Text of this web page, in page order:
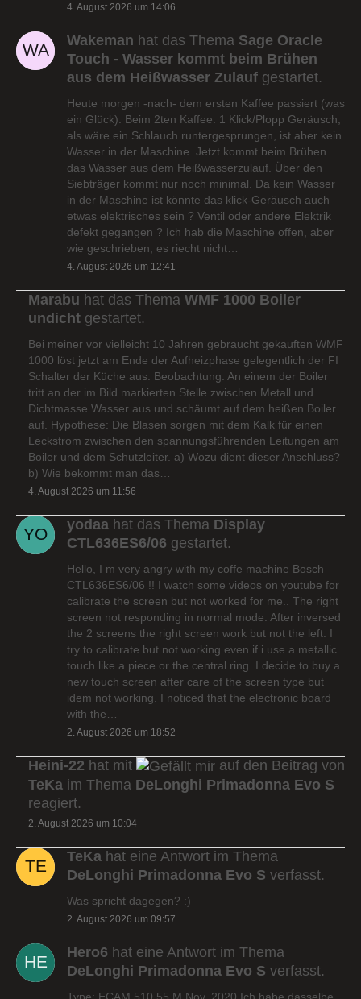
4. August 2026 um 14:06
Wakeman hat das Thema Sage Oracle
Touch - Wasser kommt beim Brühen
aus dem Heißwasser Zulauf gestartet.
Heute morgen -nach- dem ersten Kaffee passiert (was
ein Glück): Beim 2ten Kaffee: 1 Klick/Plopp Geräusch,
als wäre ein Schlauch runtergesprungen, ist aber kein
Wasser in der Maschine. Jetzt kommt beim Brühen
das Wasser aus dem Heißwasserzulauf. Über den
Siebträger kommt nur noch minimal. Da kein Wasser
in der Maschine ist könnte das klick-Geräusch auch
etwas elektrisches sein ? Ventil oder andere Elektrik
defekt gegangen ? Ich hab die Maschine offen, aber
wie geschrieben, es riecht nicht…
4. August 2026 um 12:41
Marabu hat das Thema WMF 1000 Boiler
undicht gestartet.
Bei meiner vor vielleicht 10 Jahren gebraucht gekauften WMF
1000 löst jetzt am Ende der Aufheizphase gelegentlich der FI
Schalter der Küche aus. Beobachtung: An einem der Boiler
tritt an der im Bild markierten Stelle zwischen Metall und
Dichtmasse Wasser aus und schäumt auf dem heißen Boiler
auf. Hypothese: Die Blasen sorgen mit dem Kalk für einen
Leckstrom zwischen den spannungsführenden Leitungen am
Boiler und dem Schutzleiter. a) Wozu dient dieser Anschluss?
b) Wie bekommt man das…
4. August 2026 um 11:56
yodaa hat das Thema Display
CTL636ES6/06 gestartet.
Hello, I m very angry with my coffe machine Bosch
CTL636ES6/06 !! I watch some videos on youtube for
calibrate the screen but not worked for me.. The right
screen not responding in normal mode. After inversed
the 2 screens the right screen work but not the left. I
try to calibrate but not working even if i use a metallic
touch like a piece or the central ring. I decide to buy a
new touch screen after care of the screen type but
idem not working. I noticed that the electronic board
with the…
2. August 2026 um 18:52
Heini-22 hat mit
auf den Beitrag von
TeKa im Thema DeLonghi Primadonna Evo S
reagiert.
2. August 2026 um 10:04
TeKa hat eine Antwort im Thema
DeLonghi Primadonna Evo S verfasst.
Was spricht dagegen? :)
2. August 2026 um 09:57
Hero6 hat eine Antwort im Thema
DeLonghi Primadonna Evo S verfasst.
Type: ECAM 510.55.M Nov. 2020 Ich habe dasselbe